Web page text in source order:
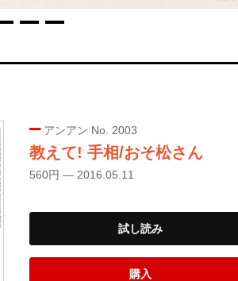
アンアン No. 2003
教えて! 手相/おそ松さん
560円 — 2016.05.11
試し読み
購入